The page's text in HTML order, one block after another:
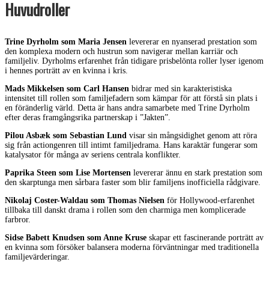
Huvudroller
Trine Dyrholm som Maria Jensen levererar en nyanserad prestation som
den komplexa modern och hustrun som navigerar mellan karriär och
familjeliv. Dyrholms erfarenhet från tidigare prisbelönta roller lyser igenom
i hennes porträtt av en kvinna i kris.
Mads Mikkelsen som Carl Hansen bidrar med sin karakteristiska
intensitet till rollen som familjefadern som kämpar för att förstå sin plats i
en föränderlig värld. Detta är hans andra samarbete med Trine Dyrholm
efter deras framgångsrika partnerskap i ”Jakten”.
Pilou Asbæk som Sebastian Lund visar sin mångsidighet genom att röra
sig från actiongenren till intimt familjedrama. Hans karaktär fungerar som
katalysator för många av seriens centrala konflikter.
Paprika Steen som Lise Mortensen levererar ännu en stark prestation som
den skarptunga men sårbara faster som blir familjens inofficiella rådgivare.
Nikolaj Coster-Waldau som Thomas Nielsen för Hollywood-erfarenhet
tillbaka till danskt drama i rollen som den charmiga men komplicerade
farbror.
Sidse Babett Knudsen som Anne Kruse skapar ett fascinerande porträtt av
en kvinna som försöker balansera moderna förväntningar med traditionella
familjevärderingar.